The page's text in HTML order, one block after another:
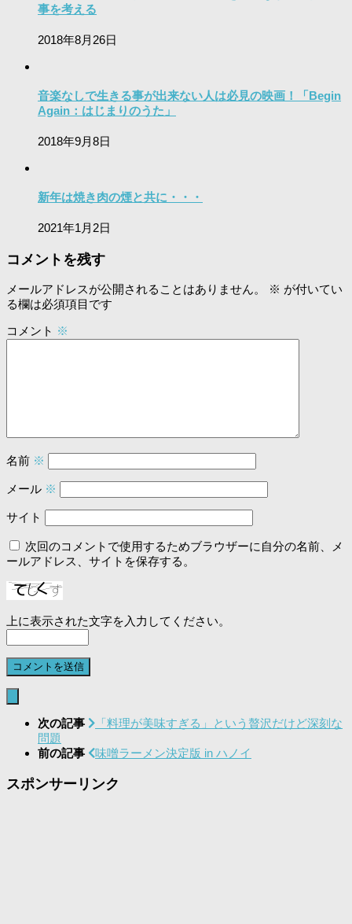
事を考える
2018年8月26日
音楽なしで生きる事が出来ない人は必見の映画！「Begin
Again：はじまりのうた」
2018年9月8日
新年は焼き肉の煙と共に・・・
2021年1月2日
コメントを残す
メールアドレスが公開されることはありません。 ※ が付いてい
る欄は必須項目です
コメント ※
名前 ※
メール ※
サイト
次回のコメントで使用するためブラウザーに自分の名前、メ
ールアドレス、サイトを保存する。
上に表示された文字を入力してください。
次の記事
「料理が美味すぎる」という贅沢だけど深刻な
問題
前の記事
味噌ラーメン決定版 in ハノイ
スポンサーリンク